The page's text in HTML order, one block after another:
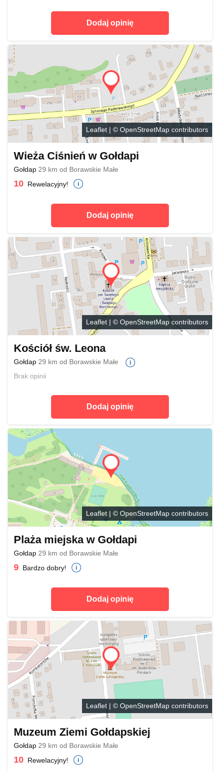
Dodaj opinię
Leaflet | © OpenStreetMap contributors
Wieża Ciśnień w Gołdapi
Gołdap 29 km od Borawskie Małe
10 Rewelacyjny!
Dodaj opinię
Leaflet | © OpenStreetMapcontributors
Kościół św. Leona
Gołdap 29 km od Borawskie Małe
Brak opinii
Dodaj opinię
Leaflet | © OpenStreetMap contributors
Plaża miejska w Gołdapi
Gołdap 29 km od Borawskie Małe
9 Bardzo dobry!
Dodaj opinię
Leaflet| © OpenStreetMap contributors
Muzeum Ziemi Gołdapskiej
Gołdap 29 km od Borawskie Małe
10 Rewelacyjny!